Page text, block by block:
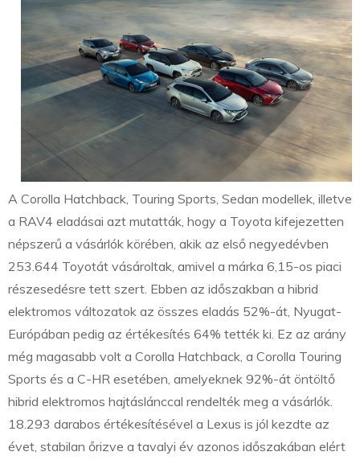
A Corolla Hatchback, Touring Sports, Sedan modellek, illetve
a RAV4 eladásai azt mutatták, hogy a Toyota kifejezetten
népszerű a vásárlók körében, akik az első negyedévben
253.644 Toyotát vásároltak, amivel a márka 6,15-os piaci
részesedésre tett szert. Ebben az időszakban a hibrid
elektromos változatok az összes eladás 52%-át, Nyugat-
Európában pedig az értékesítés 64% tették ki. Ez az arány
még magasabb volt a Corolla Hatchback, a Corolla Touring
Sports és a C-HR esetében, amelyeknek 92%-át öntöltő
hibrid elektromos hajtáslánccal rendelték meg a vásárlók.
18.293 darabos értékesítésével a Lexus is jól kezdte az
évet, stabilan őrizve a tavalyi év azonos időszakában elért